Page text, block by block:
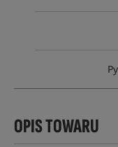
OPIS TOWARU